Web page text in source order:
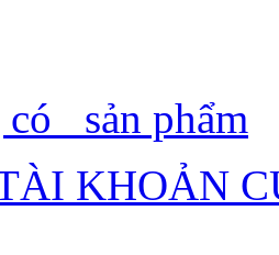
sản phẩm
KHOẢN